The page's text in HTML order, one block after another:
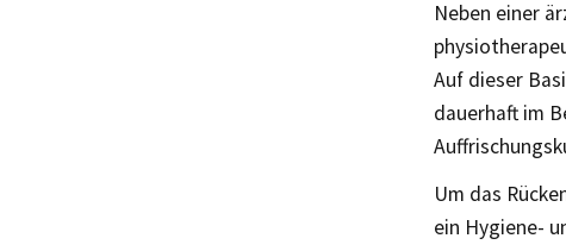
Neben einer
Auf dieser
dauerhaft im
Um das
ein Hygiene-